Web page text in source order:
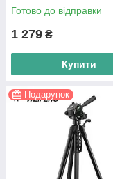
Готово до відправки
1 279 ₴
Купити
Подарунок